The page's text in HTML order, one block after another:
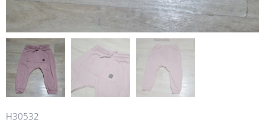
H30532